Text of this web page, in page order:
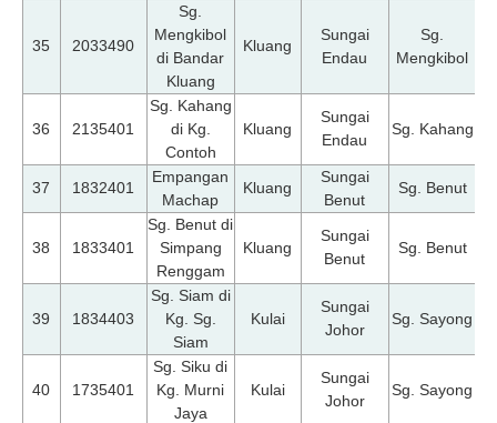
35 2033490
Sg.
Mengkibol
di Bandar
Kluang
Kluang
Sungai
Endau
Sg.
Mengkibol
36 2135401
Sg. Kahang
di Kg.
Contoh
Kluang
Sungai
Endau
Sg. Kahang
37 1832401
Empangan
Machap
Kluang
Sungai
Benut
Sg. Benut
38 1833401
Sg. Benut di
Simpang
Renggam
Kluang
Sungai
Benut
Sg. Benut
39 1834403
Sg. Siam di
Kg. Sg.
Siam
Kulai
Sungai
Johor
Sg. Sayong
40 1735401
Sg. Siku di
Kg. Murni
Jaya
Kulai
Sungai
Johor
Sg. Sayong